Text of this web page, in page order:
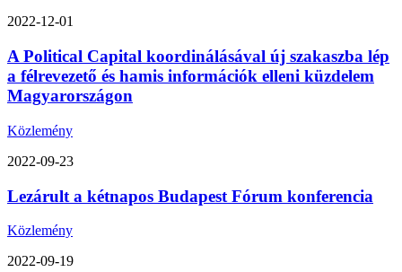
2022-12-01
A Political Capital koordinálásával új szakaszba lép
a félrevezető és hamis információk elleni küzdelem
Magyarországon
Közlemény
2022-09-23
Lezárult a kétnapos Budapest Fórum konferencia
Közlemény
2022-09-19